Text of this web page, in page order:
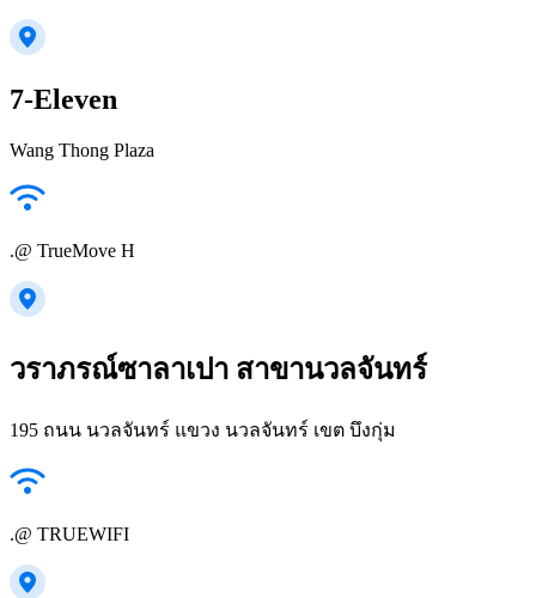
7-Eleven
Wang Thong Plaza
.@ TrueMove H
วราภรณ์ซาลาเปา สาขานวลจันทร์
195 ถนน นวลจันทร์ แขวง นวลจันทร์ เขต บึงกุ่ม
.@ TRUEWIFI